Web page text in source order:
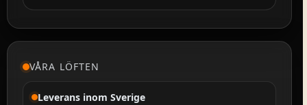
VÅRA LÖFTEN
Leverans inom Sverige